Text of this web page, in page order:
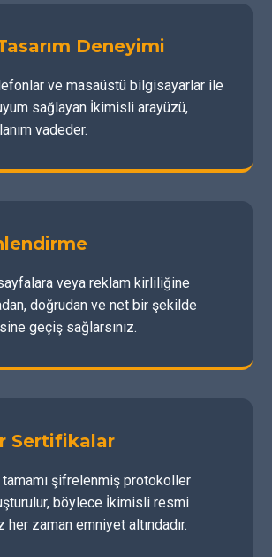
Deneyimi
ve masaüstü bilgisayarlar ile
sağlayan İkimisli arayüzü,
vadeder.
veya reklam kirliliğine
doğrudan ve net bir şekilde
geçiş sağlarsınız.
Sertifikalar
tamamı şifrelenmiş protokoller
böylece İkimisli resmi
her zaman emniyet altındadır.